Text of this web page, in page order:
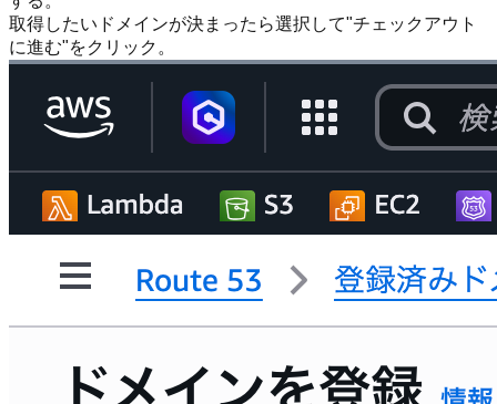
取得したいドメインが決まったら選択して"チェックアウト
に進む"をクリック。